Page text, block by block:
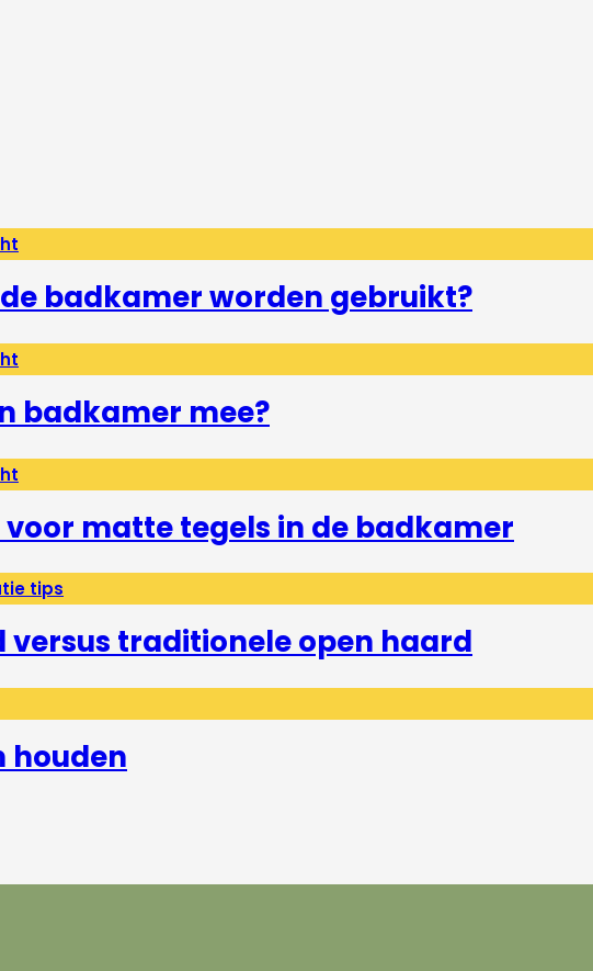
badkamer worden gebruikt?
badkamer mee?
matte tegels in de badkamer
tips
versus traditionele open haard
houden